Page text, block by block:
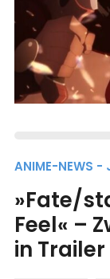
ANIME-NEWS -
»Fate/
Feel« –
in